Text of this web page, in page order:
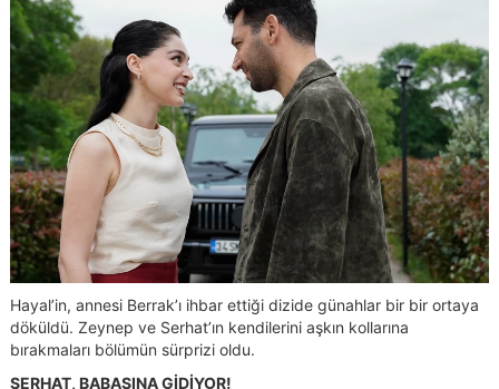
Hayal’in, annesi Berrak’ı ihbar ettiği dizide günahlar bir bir ortaya
döküldü. Zeynep ve Serhat’ın kendilerini aşkın kollarına
bırakmaları bölümün sürprizi oldu.
SERHAT, BABASINA GİDİYOR!